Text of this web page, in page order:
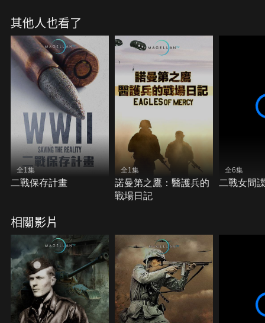
其他人也看了
全1集
二戰保存計畫
全1集
諾曼第之鷹：醫護兵的
戰場日記
全6集
二戰女間
相關影片